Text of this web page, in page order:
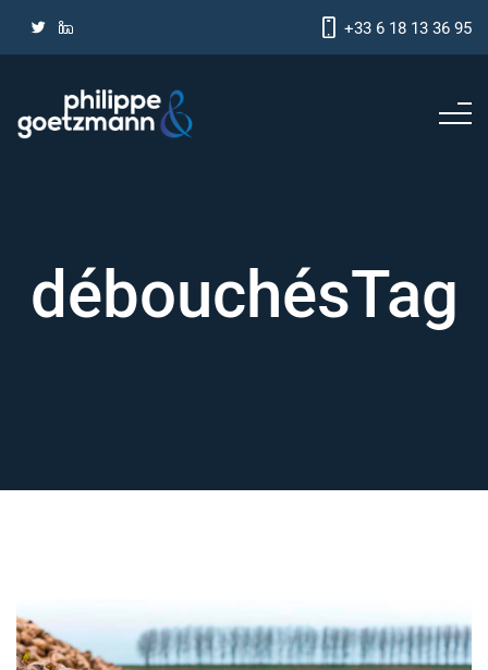
+33 6 18 13 36 95
débouchésTag